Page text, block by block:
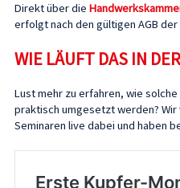
Direkt über die
erfolgt nach den gültigen AGB der
WIE LÄUFT DAS IN
Lust mehr zu erfahren, wie
praktisch umgesetzt werden?
Seminaren live dabei und haben